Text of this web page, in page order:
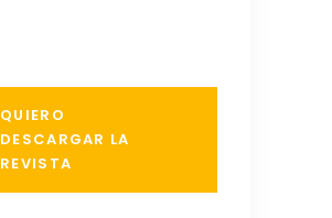
QUIERO
DESCARGAR LA
REVISTA